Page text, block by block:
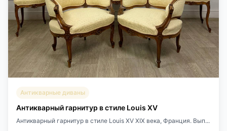
Антикварные диваны
Антикварный гарнитур в стиле Louis XV
Антикварный гарнитур в стиле Louis XV XIX века, Франция. Вып...